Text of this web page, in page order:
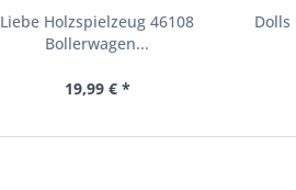
Liebe Holzspielzeug 46108
Bollerwagen...
19,99 € *
Dolls